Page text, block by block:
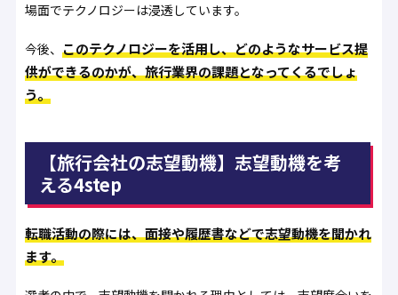
場面でテクノロジーは浸透しています。
今後、 このテクノロジーを活用し、どのようなサービス提
供ができるのかが、旅行業界の課題となってくるでしょ
う。
【旅行会社の志望動機】志望動機を考
える4step
転職活動の際には、面接や履歴書などで志望動機を聞かれ
ます。